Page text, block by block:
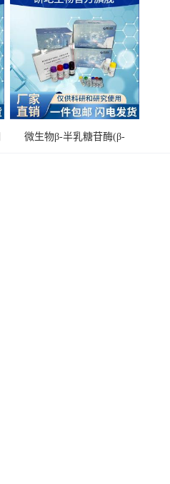
微生物β-半乳糖苷酶(β-